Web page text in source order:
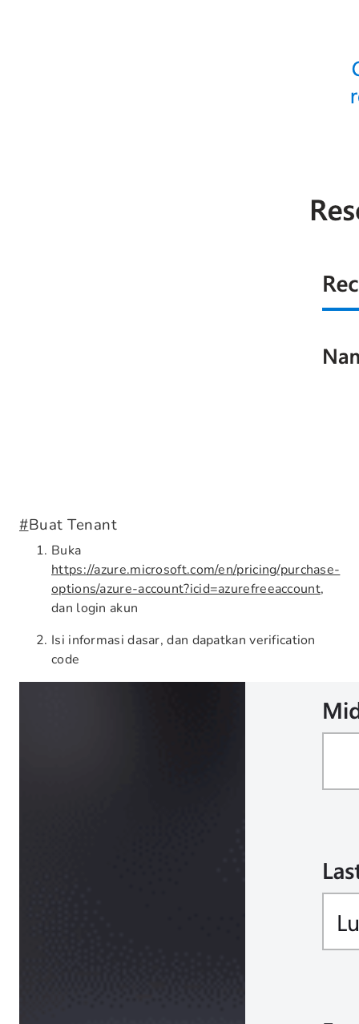
#Buat Tenant
Buka
https://azure.microsoft.com/en/pricing/purchase-
options/azure-account?icid=azurefreeaccount,
dan login akun
Isi informasi dasar, dan dapatkan verification
code